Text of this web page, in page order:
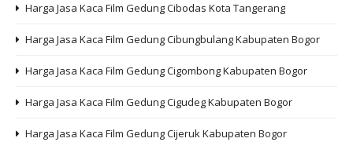
Harga Jasa Kaca Film Gedung Cibodas Kota Tangerang
Harga Jasa Kaca Film Gedung Cibungbulang Kabupaten Bogor
Harga Jasa Kaca Film Gedung Cigombong Kabupaten Bogor
Harga Jasa Kaca Film Gedung Cigudeg Kabupaten Bogor
Harga Jasa Kaca Film Gedung Cijeruk Kabupaten Bogor